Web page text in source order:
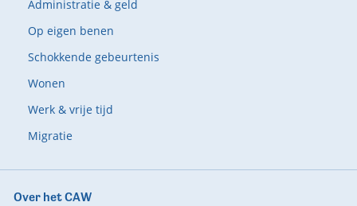
Administratie & geld
Op eigen benen
Schokkende gebeurtenis
Wonen
Werk & vrije tijd
Migratie
Over het CAW